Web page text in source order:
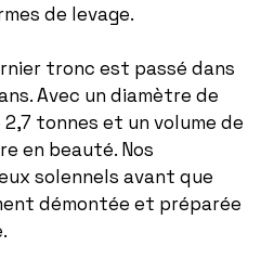
de levage.
tronc est passé dans
Avec un diamètre de
tonnes et un volume de
en beauté. Nos
solennels avant que
démontée et préparée